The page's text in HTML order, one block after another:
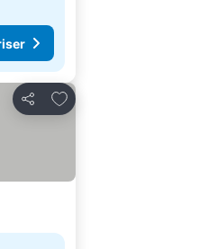
Del
Legg til i favoritter